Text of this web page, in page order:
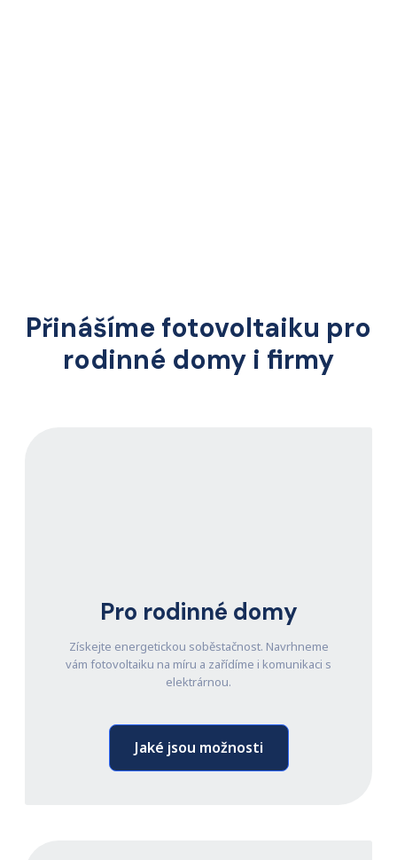
Přinášíme fotovoltaiku pro
rodinné domy i firmy
Pro rodinné domy
Získejte energetickou soběstačnost. Navrhneme
vám fotovoltaiku na míru a zařídíme i komunikaci s
elektrárnou.
Jaké jsou možnosti